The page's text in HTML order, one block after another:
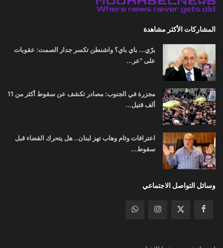
المشاركات الأكثر مشاهدة
برّي... باي باي؟ واشنطن تكسر جدار الصمت: عقوبات
على "عر...
مجزرة في الجنوب: مصادر تكشف عن سقوط أكثر من 11
ألف قتيل...
اعترافات وئام وهاب تهز لبنان.. هل يتحرك القضاء قبل
سقوط...
وسائل التواصل الاجتماعي